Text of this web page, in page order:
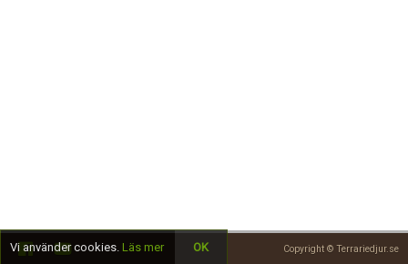
Copyright © Terrariedjur.se
Vi använder cookies. Läs mer OK